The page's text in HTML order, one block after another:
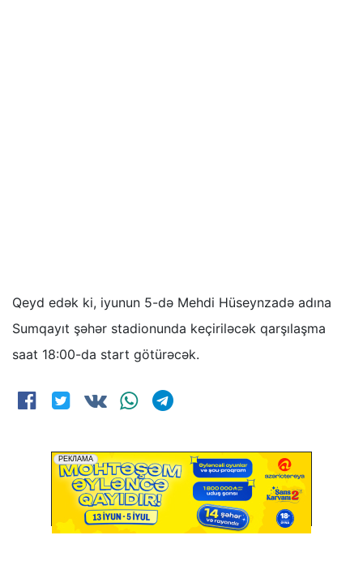
Qeyd edək ki, iyunun 5-də Mehdi Hüseynzadə adına
Sumqayıt şəhər stadionunda keçiriləcək qarşılaşma
saat 18:00-da start götürəcək.